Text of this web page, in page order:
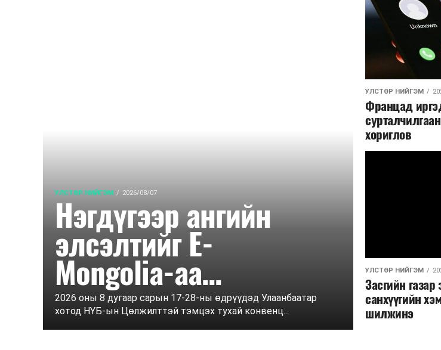
УЛСТӨР НИЙГЭМ 2026/08/07
Нэгдүгээр ангийн
элсэлтийг E-
Mongolia-аа...
2026 оны 8 дугаар сарын 17-28-ны өдрүүдэд Улаанбаатар
хотод НҮБ-ын Цөлжилттэй тэмцэх тухай конвенц...
УЛСТӨР НИЙГЭМ
Францад
хориглов
УЛСТӨР НИЙГЭМ
Засгийн
санхүүгийн
шилжинэ